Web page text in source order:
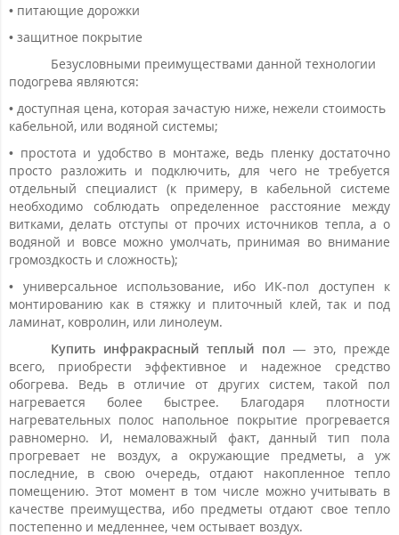
• питающие дорожки
• защитное покрытие
Безусловными преимуществами данной технологии
подогрева являются:
• доступная цена, которая зачастую ниже, нежели стоимость
кабельной, или водяной системы;
• простота и удобство в монтаже, ведь пленку достаточно
просто разложить и подключить, для чего не требуется
отдельный специалист (к примеру, в кабельной системе
необходимо соблюдать определенное расстояние между
витками, делать отступы от прочих источников тепла, а о
водяной и вовсе можно умолчать, принимая во внимание
громоздкость и сложность);
• универсальное использование, ибо ИК-пол доступен к
монтированию как в стяжку и плиточный клей, так и под
ламинат, ковролин, или линолеум.
Купить инфракрасный теплый пол — это, прежде
всего, приобрести эффективное и надежное средство
обогрева. Ведь в отличие от других систем, такой пол
нагревается более быстрее. Благодаря плотности
нагревательных полос напольное покрытие прогревается
равномерно. И, немаловажный факт, данный тип пола
прогревает не воздух, а окружающие предметы, а уж
последние, в свою очередь, отдают накопленное тепло
помещению. Этот момент в том числе можно учитывать в
качестве преимущества, ибо предметы отдают свое тепло
постепенно и медленнее, чем остывает воздух.